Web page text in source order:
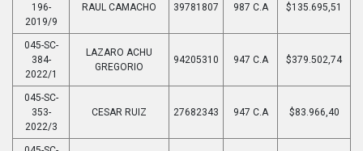
196-
2019/9
RAUL CAMACHO 39781807 987 C.A $135.695,51
045-SC-
384-
2022/1
LAZARO ACHU
GREGORIO
94205310 947 C.A $379.502,74
045-SC-
353-
2022/3
CESAR RUIZ 27682343 947 C.A $83.966,40